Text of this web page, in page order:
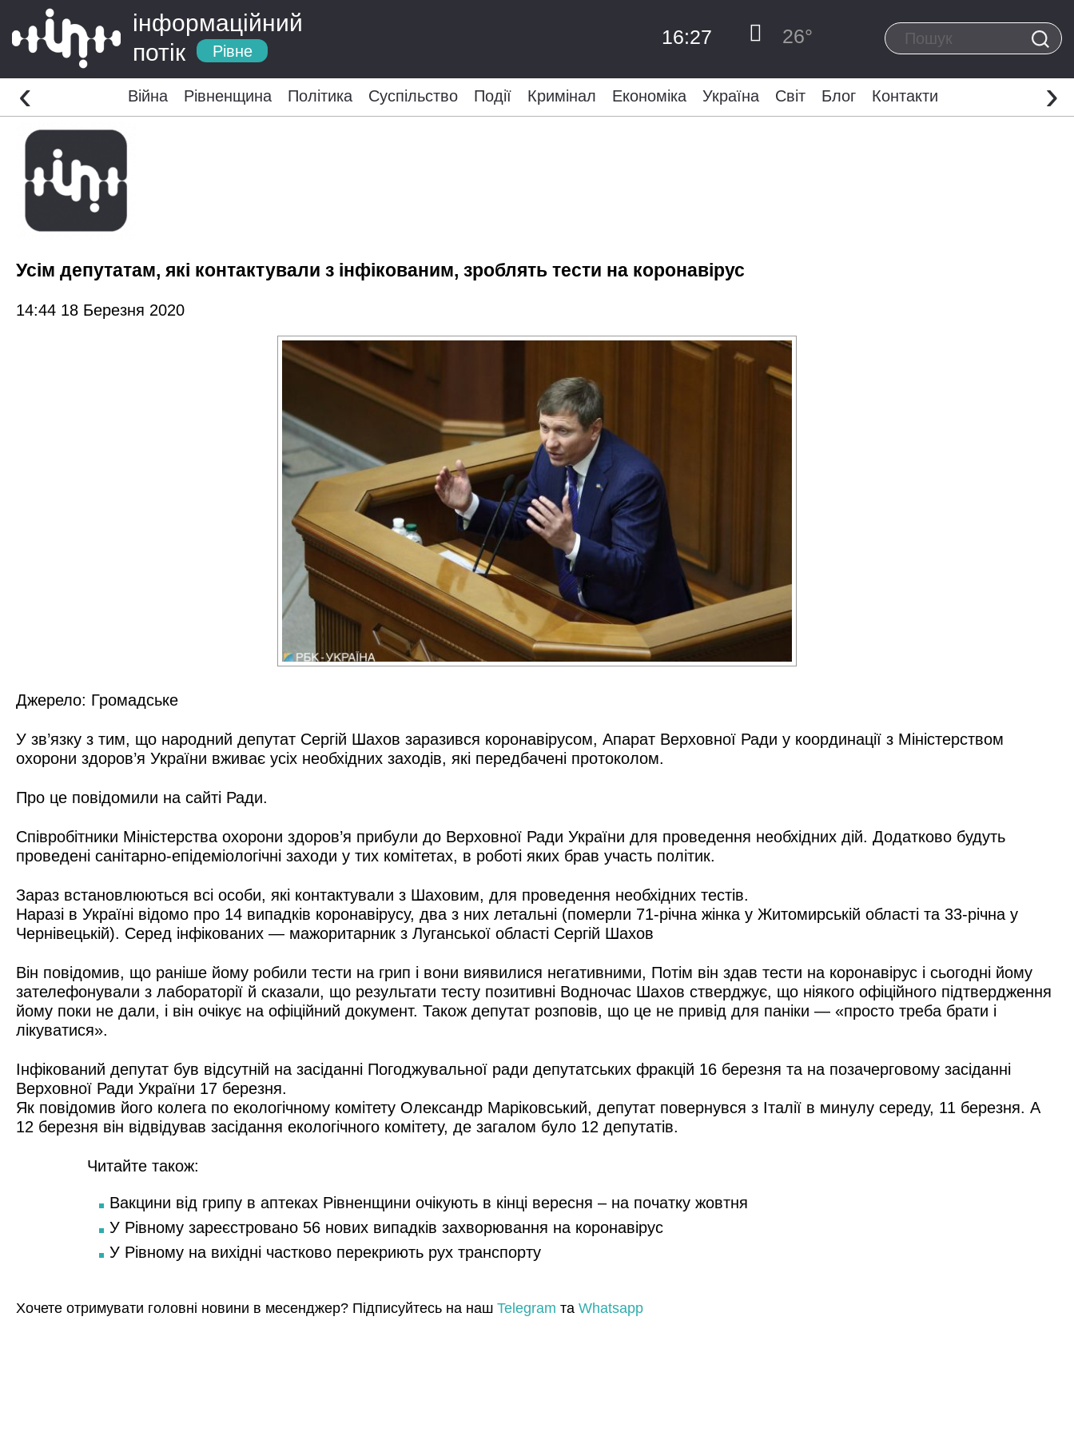
інформаційний
потік
Рівне
16:27 26°
Війна Рівненщина Політика Суспільство Події Кримінал Економіка Україна Світ Блог Контакти
‹ ›
Усім депутатам, які контактували з інфікованим, зроблять тести на коронавірус
14:44 18 Березня 2020
Джерело: Громадське
У зв’язку з тим, що народний депутат Сергій Шахов заразився коронавірусом, Апарат Верховної Ради у координації з Міністерством
охорони здоров’я України вживає усіх необхідних заходів, які передбачені протоколом.
Про це повідомили на сайті Ради.
Співробітники Міністерства охорони здоров’я прибули до Верховної Ради України для проведення необхідних дій. Додатково будуть
проведені санітарно-епідеміологічні заходи у тих комітетах, в роботі яких брав участь політик.
Зараз встановлюються всі особи, які контактували з Шаховим, для проведення необхідних тестів.
Наразі в Україні відомо про 14 випадків коронавірусу, два з них летальні (померли 71-річна жінка у Житомирській області та 33-річна у
Чернівецькій). Серед інфікованих — мажоритарник з Луганської області Сергій Шахов
Він повідомив, що раніше йому робили тести на грип і вони виявилися негативними, Потім він здав тести на коронавірус і сьогодні йому
зателефонували з лабораторії й сказали, що результати тесту позитивні Водночас Шахов стверджує, що ніякого офіційного підтвердження
йому поки не дали, і він очікує на офіційний документ. Також депутат розповів, що це не привід для паніки — «просто треба брати і
лікуватися».
Інфікований депутат був відсутній на засіданні Погоджувальної ради депутатських фракцій 16 березня та на позачерговому засіданні
Верховної Ради України 17 березня.
Як повідомив його колега по екологічному комітету Олександр Маріковський, депутат повернувся з Італії в минулу середу, 11 березня. А
12 березня він відвідував засідання екологічного комітету, де загалом було 12 депутатів.
Читайте також:
Вакцини від грипу в аптеках Рівненщини очікують в кінці вересня – на початку жовтня
У Рівному зареєстровано 56 нових випадків захворювання на коронавірус
У Рівному на вихідні частково перекриють рух транспорту
Хочете отримувати головні новини в месенджер? Підписуйтесь на наш Telegram та Whatsapp